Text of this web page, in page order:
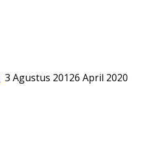
3 Agustus 20126 April 2020